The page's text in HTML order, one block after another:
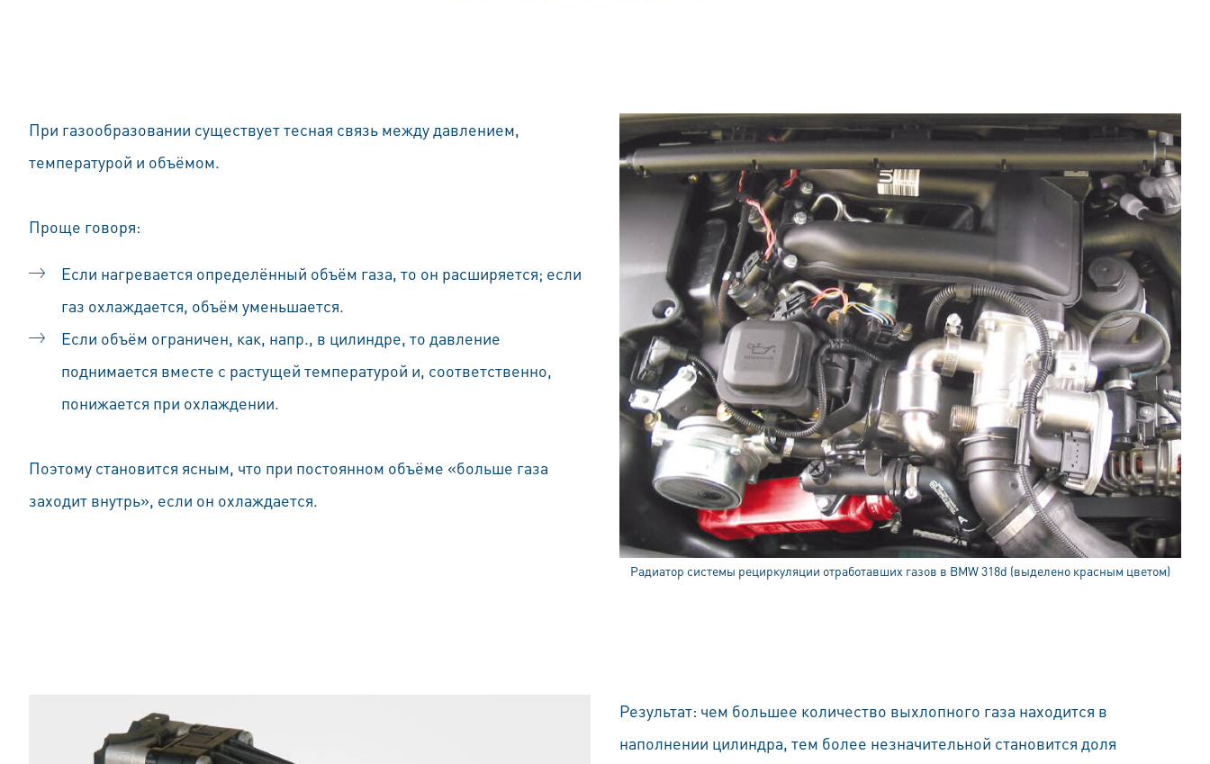
При газообразовании существует тесная связь между давлением,
температурой и объёмом.
Проще говоря:
Если нагревается определённый объём газа, то он расширяется; если
газ охлаждается, объём уменьшается.
Если объём ограничен, как, напр., в цилиндре, то давление
поднимается вместе с растущей температурой и, соответственно,
понижается при охлаждении.
Поэтому становится ясным, что при постоянном объёме «больше газа
заходит внутрь», если он охлаждается.
Pадиатор системы рециркуляции отработавших газов в BMW 318d (выделено красным цветом)
Результат: чем большее количество выхлопного газа находится в
наполнении цилиндра, тем более незначительной становится доля